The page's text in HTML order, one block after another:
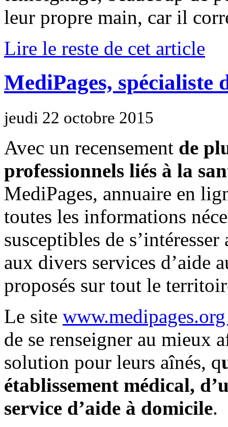
leur propre main, car il
Lire le reste de cet article
MediPages, spécialiste
jeudi 22 octobre 2015
Avec un recensement de
professionnels liés à la
MediPages, annuaire en
toutes les informations
susceptibles de
aux divers services d’aide
proposés sur tout le
Le site
de se renseigner au mieux
solution pour leurs aînés, q
établissement médical,
service d’aide à domicile.